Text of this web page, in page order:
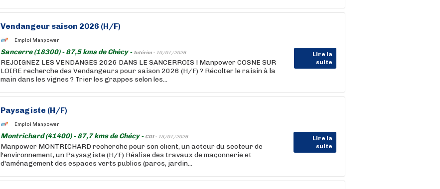
Vendangeur saison 2026 (H/F)
Emploi Manpower
Sancerre (18300) - 87,5 kms de Chécy -Intérim - 10/07/2026
Lire la
suite
REJOIGNEZ LES VENDANGES 2026 DANS LE SANCERROIS ! Manpower COSNE SUR
LOIRE recherche des Vendangeurs pour saison 2026 (H/F) ? Récolter le raisin à la
main dans les vignes ? Trier les grappes selon les...
Paysagiste (H/F)
Emploi Manpower
Montrichard (41400) - 87,7 kms de Chécy - CDI - 13/07/2026
Lire la
suite
Manpower MONTRICHARD recherche pour son client, un acteur du secteur de
l'environnement, un Paysagiste (H/F) Réalise des travaux de maçonnerie et
d'aménagement des espaces verts publics (parcs, jardin...